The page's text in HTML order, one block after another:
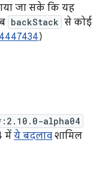
जा सके कि यह
backStack से कोई
)
alpha04
में ये बदलाव शामिल